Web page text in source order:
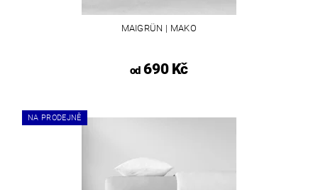
MAIGRÜN | MAKO
od690 Kč
NA PRODEJNĚ